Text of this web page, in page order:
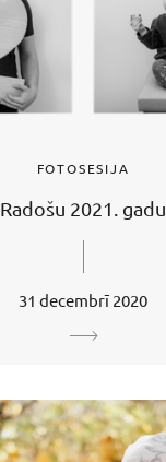
FOTOSESIJA
Radošu 2021. gadu
31 decembrī 2020